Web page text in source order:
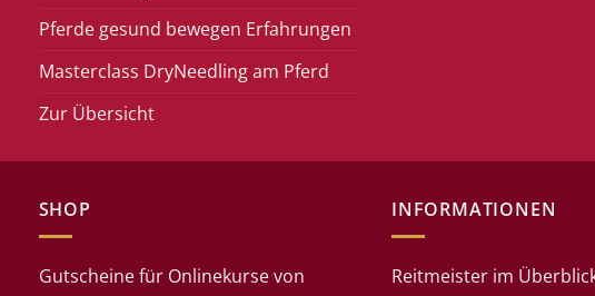
Pferde gesund bewegen Erfahrungen
Masterclass DryNeedling am Pferd
Zur Übersicht
SHOP
Gutscheine für Onlinekurse von
INFORMATIONEN
Reitmeister im